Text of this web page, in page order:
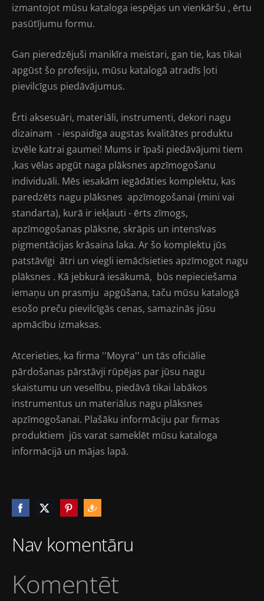
izmantojot mūsu kataloga iespējas un vienkāršu , ērtu
pasūtījumu formu.
Gan pieredzējuši manikīra meistari, gan tie, kas tikai
apgūst šo profesiju, mūsu katalogā atradīs ļoti
pievilcīgus piedāvājumus.
Ērti aksesuāri, materiāli, instrumenti, dekori nagu
dizainam - iespaidīga augstas kvalitātes produktu
izvēle katrai gaumei! Mums ir īpaši piedāvājumi tiem
,kas vēlas apgūt naga plāksnes apzīmogošanu
individuāli. Mēs iesakām iegādāties komplektu, kas
paredzēts nagu plāksnes apzīmogošanai (mini vai
standarta), kurā ir iekļauti - ērts zīmogs,
apzīmogošanas plāksne, skrāpis un intensīvas
pigmentācijas krāsaina laka. Ar šo komplektu jūs
patstāvīgi ātri un viegli iemācīsieties apzīmogot nagu
plāksnes . Kā jebkurā iesākumā, būs nepieciešama
iemaņu un prasmju apgūšana, taču mūsu katalogā
esošo preču pievilcīgās cenas, samazinās jūsu
apmācību izmaksas.
Atcerieties, ka firma ''Moyra'' un tās oficiālie
pārdošanas pārstāvji rūpējas par jūsu nagu
skaistumu un veselību, piedāvā tikai labākos
instrumentus un materiālus nagu plāksnes
apzīmogošanai. Plašāku informāciju par firmas
produktiem jūs varat sameklēt mūsu kataloga
informācijā un mājas lapā.
Nav komentāru
Komentēt